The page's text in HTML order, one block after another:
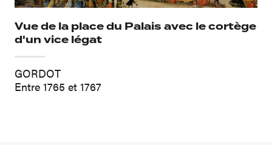
Vue de la place du Palais avec le cortège
d'un vice légat
GORDOT
Entre 1765 et 1767